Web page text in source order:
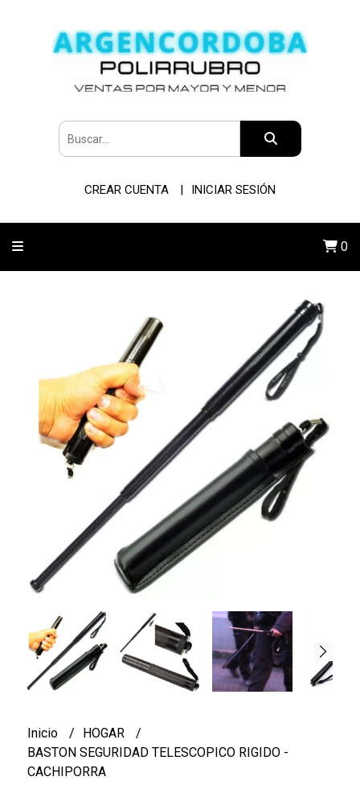
CREAR CUENTA INICIAR SESIÓN
0
Inicio
HOGAR
BASTON SEGURIDAD TELESCOPICO RIGIDO -
CACHIPORRA